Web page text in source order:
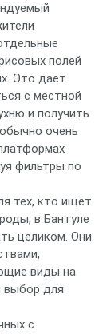
полей
Это дает
с местной
и получить
очень
фильтры по
тех, кто ищет
в Бантуле
целиком. Они
виды на
выбор для
с